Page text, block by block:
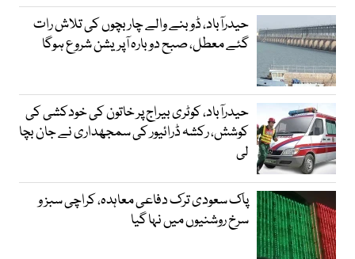
حیدرآباد، ڈوبنے والے چار بچوں کی تلاش رات
گئے معطل، صبح دوبارہ آپریشن شروع ہوگا
حیدرآباد، کوٹری بیراج پر خاتون کی خودکشی کی
کوشش، رکشہ ڈرائیور کی سمجھداری نے جان بچا
لی
پاک سعودی ترک دفاعی معاہدہ، کراچی سبز و
سرخ روشنیوں میں نہا گیا